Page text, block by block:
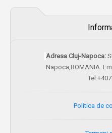
Adresa Cluj-Napoca:
Napoca,ROMANIA.
Politica de